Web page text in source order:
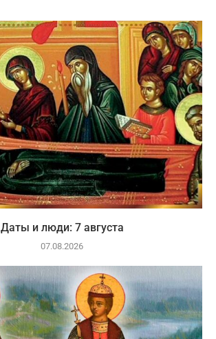
Даты и люди: 7 августа
07.08.2026